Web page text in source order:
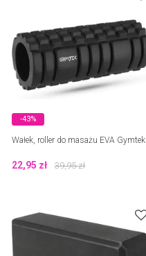
-43%
Wałek, roller do masażu EVA Gymtek
22,95 zł 39,95zł